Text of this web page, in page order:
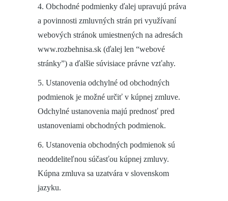
4. Obchodné podmienky ďalej upravujú práva
a povinnosti zmluvných strán pri využívaní
webových stránok umiestnených na adresách
www.rozbehnisa.sk (ďalej len “webové
stránky”) a ďalšie súvisiace právne vzťahy.
5. Ustanovenia odchylné od obchodných
podmienok je možné určiť v kúpnej zmluve.
Odchylné ustanovenia majú prednosť pred
ustanoveniami obchodných podmienok.
6. Ustanovenia obchodných podmienok sú
neoddeliteľnou súčasťou kúpnej zmluvy.
Kúpna zmluva sa uzatvára v slovenskom
jazyku.